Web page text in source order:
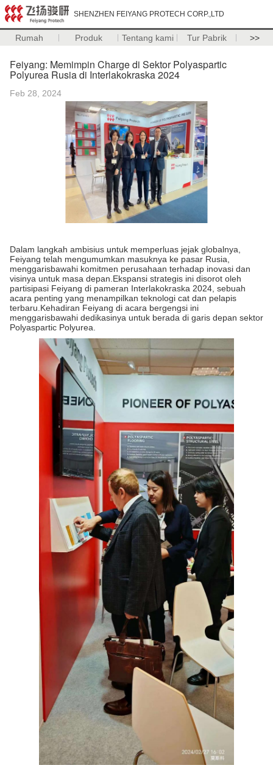
SHENZHEN FEIYANG PROTECH CORP.,LTD
Rumah Produk Tentang kami Tur Pabrik >>
Feiyang: Memimpin Charge di Sektor Polyaspartic
Polyurea Rusia di Interlakokraska 2024
Feb 28, 2024
Dalam langkah ambisius untuk memperluas jejak globalnya,
Feiyang telah mengumumkan masuknya ke pasar Rusia,
menggarisbawahi komitmen perusahaan terhadap inovasi dan
visinya untuk masa depan.Ekspansi strategis ini disorot oleh
partisipasi Feiyang di pameran Interlakokraska 2024, sebuah
acara penting yang menampilkan teknologi cat dan pelapis
terbaru.Kehadiran Feiyang di acara bergengsi ini
menggarisbawahi dedikasinya untuk berada di garis depan sektor
Polyaspartic Polyurea.